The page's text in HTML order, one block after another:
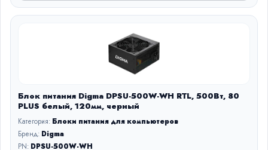
Блок питания Digma DPSU-500W-WH RTL, 500Вт, 80
PLUS белый, 120мм, черный
Категория: Блоки питания для компьютеров
Бренд: Digma
PN: DPSU-500W-WH